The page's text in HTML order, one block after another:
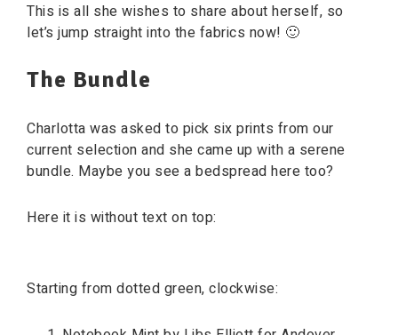
This is all she wishes to share about herself, so
let’s jump straight into the fabrics now! 🙂
The Bundle
Charlotta was asked to pick six prints from our
current selection and she came up with a serene
bundle. Maybe you see a bedspread here too?
Here it is without text on top:
Starting from dotted green, clockwise: